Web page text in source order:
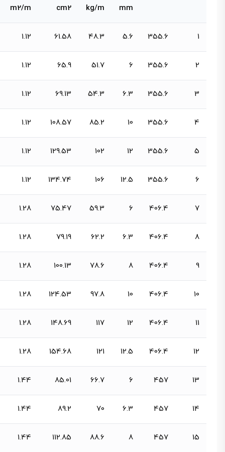
mm
kg/m
cm2
m2/m
1
355.6
5.6
48.3
61.58
1.12
2
355.6
6
51.7
65.9
1.12
3
355.6
6.3
54.3
69.13
1.12
4
355.6
10
85.2
108.57
1.12
5
355.6
12
102
129.53
1.12
6
355.6
12.5
106
134.74
1.12
7
406.4
6
59.3
75.47
1.28
8
406.4
6.3
62.2
79.19
1.28
9
406.4
8
78.6
100.13
1.28
10
406.4
10
97.8
124.53
1.28
11
406.4
12
117
148.69
1.28
12
406.4
12.5
121
154.68
1.28
13
457
6
66.7
85.01
1.44
14
457
6.3
70
89.2
1.44
15
457
8
88.6
112.85
1.44